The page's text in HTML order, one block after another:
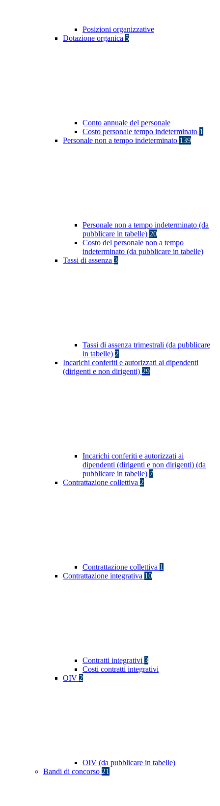
Posizioni organizzative
Dotazione organica 5
Conto annuale del personale
Costo personale tempo indeterminato 1
Personale non a tempo indeterminato 139
Personale non a tempo indeterminato (da
pubblicare in tabelle) 20
Costo del personale non a tempo
indeterminato (da pubblicare in tabelle)
Tassi di assenza 3
Tassi di assenza trimestrali (da pubblicare
in tabelle) 2
Incarichi conferiti e autorizzati ai dipendenti
(dirigenti e non dirigenti) 29
Incarichi conferiti e autorizzati ai
dipendenti (dirigenti e non dirigenti) (da
pubblicare in tabelle) 7
Contrattazione collettiva 2
Contrattazione collettiva 1
Contrattazione integrativa 10
Contratti integrativi 3
Costi contratti integrativi
OIV 2
OIV (da pubblicare in tabelle)
Bandi di concorso 21